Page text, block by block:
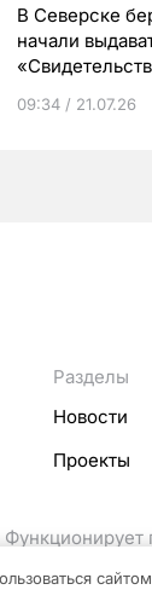
В Северске
начали
09:34 / 21.07.26
Разделы
Новости
Проекты